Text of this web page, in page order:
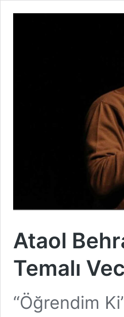
Ataol
Temalı
“Öğrendim